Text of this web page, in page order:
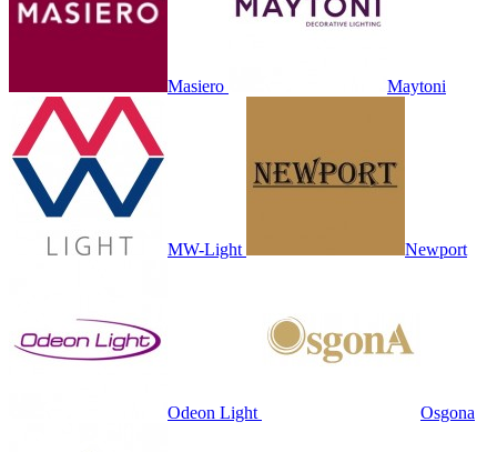
Masiero Maytoni
MW-Light Newport
Odeon Light Osgona